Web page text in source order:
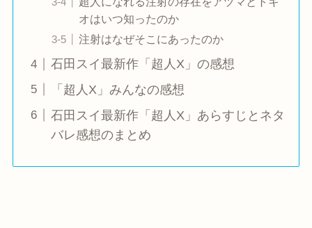
オはいつ知ったのか
注射はなぜそこにあったのか
石田スイ最新作「超人X」の感想
「超人X」みんなの感想
石田スイ最新作「超人X」あらすじとネタ
バレ感想のまとめ